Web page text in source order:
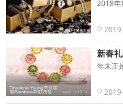
2018年
新春
年末正